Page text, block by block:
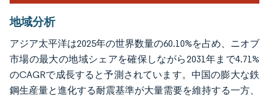
地域分析
アジア太平洋は2025年の世界数量の60.10%を占め、ニオブ
市場の最大の地域シェアを確保しながら2031年まで4.71%
のCAGRで成長すると予測されています。中国の膨大な鉄
鋼生産量と進化する耐震基準が大量需要を維持する一方、